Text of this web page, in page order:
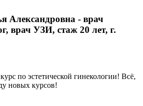
Александровна - врач
врач УЗИ, стаж 20 лет, г.
по эстетической гинекологии! Всё,
новых курсов!